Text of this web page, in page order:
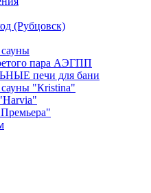
(Рубцовск)
пара АЭГПП
печи для бани
сауны "Кristina"